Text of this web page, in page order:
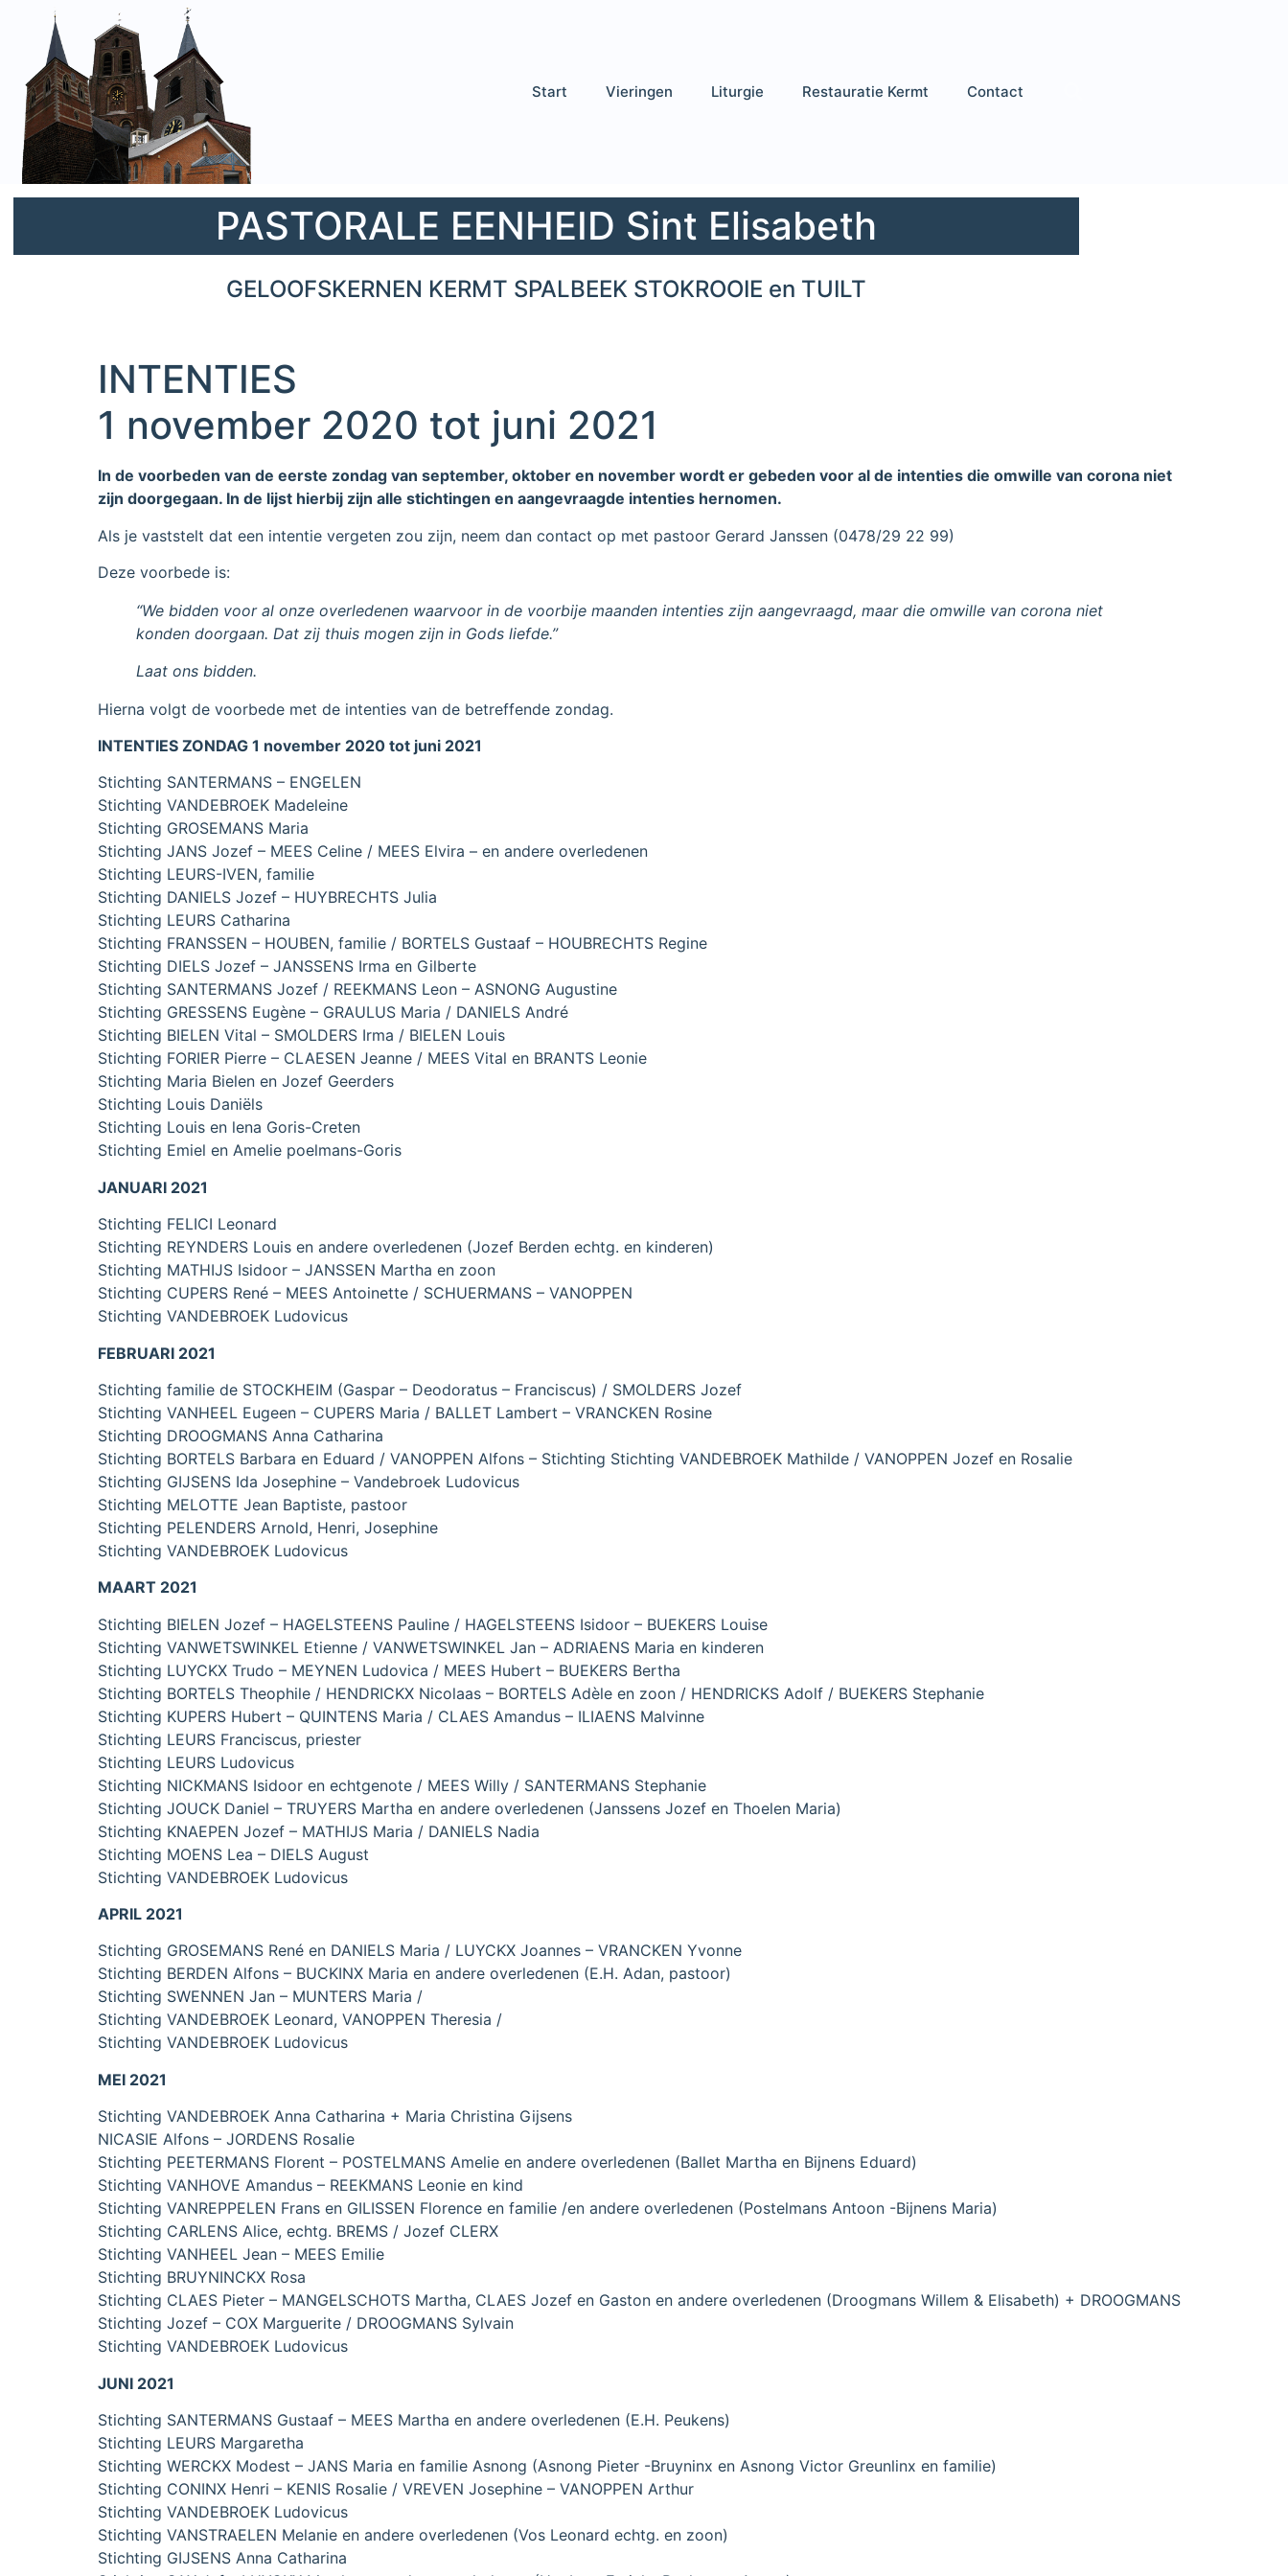
Start Vieringen Liturgie Restauratie Kermt Contact
PASTORALE EENHEID Sint Elisabeth
GELOOFSKERNEN KERMT SPALBEEK STOKROOIE en TUILT
INTENTIES
1 november 2020 tot juni 2021
In de voorbeden van de eerste zondag van september, oktober en november wordt er gebeden voor al de intenties die omwille van corona niet
zijn doorgegaan. In de lijst hierbij zijn alle stichtingen en aangevraagde intenties hernomen.
Als je vaststelt dat een intentie vergeten zou zijn, neem dan contact op met pastoor Gerard Janssen (0478/29 22 99)
Deze voorbede is:
“We bidden voor al onze overledenen waarvoor in de voorbije maanden intenties zijn aangevraagd, maar die omwille van corona niet
konden doorgaan. Dat zij thuis mogen zijn in Gods liefde.”
Laat ons bidden.
Hierna volgt de voorbede met de intenties van de betreffende zondag.
INTENTIES ZONDAG 1 november 2020 tot juni 2021
Stichting SANTERMANS – ENGELEN
Stichting VANDEBROEK Madeleine
Stichting GROSEMANS Maria
Stichting JANS Jozef – MEES Celine / MEES Elvira – en andere overledenen
Stichting LEURS-IVEN, familie
Stichting DANIELS Jozef – HUYBRECHTS Julia
Stichting LEURS Catharina
Stichting FRANSSEN – HOUBEN, familie / BORTELS Gustaaf – HOUBRECHTS Regine
Stichting DIELS Jozef – JANSSENS Irma en Gilberte
Stichting SANTERMANS Jozef / REEKMANS Leon – ASNONG Augustine
Stichting GRESSENS Eugène – GRAULUS Maria / DANIELS André
Stichting BIELEN Vital – SMOLDERS Irma / BIELEN Louis
Stichting FORIER Pierre – CLAESEN Jeanne / MEES Vital en BRANTS Leonie
Stichting Maria Bielen en Jozef Geerders
Stichting Louis Daniëls
Stichting Louis en lena Goris-Creten
Stichting Emiel en Amelie poelmans-Goris
JANUARI 2021
Stichting FELICI Leonard
Stichting REYNDERS Louis en andere overledenen (Jozef Berden echtg. en kinderen)
Stichting MATHIJS Isidoor – JANSSEN Martha en zoon
Stichting CUPERS René – MEES Antoinette / SCHUERMANS – VANOPPEN
Stichting VANDEBROEK Ludovicus
FEBRUARI 2021
Stichting familie de STOCKHEIM (Gaspar – Deodoratus – Franciscus) / SMOLDERS Jozef
Stichting VANHEEL Eugeen – CUPERS Maria / BALLET Lambert – VRANCKEN Rosine
Stichting DROOGMANS Anna Catharina
Stichting BORTELS Barbara en Eduard / VANOPPEN Alfons – Stichting Stichting VANDEBROEK Mathilde / VANOPPEN Jozef en Rosalie
Stichting GIJSENS Ida Josephine – Vandebroek Ludovicus
Stichting MELOTTE Jean Baptiste, pastoor
Stichting PELENDERS Arnold, Henri, Josephine
Stichting VANDEBROEK Ludovicus
MAART 2021
Stichting BIELEN Jozef – HAGELSTEENS Pauline / HAGELSTEENS Isidoor – BUEKERS Louise
Stichting VANWETSWINKEL Etienne / VANWETSWINKEL Jan – ADRIAENS Maria en kinderen
Stichting LUYCKX Trudo – MEYNEN Ludovica / MEES Hubert – BUEKERS Bertha
Stichting BORTELS Theophile / HENDRICKX Nicolaas – BORTELS Adèle en zoon / HENDRICKS Adolf / BUEKERS Stephanie
Stichting KUPERS Hubert – QUINTENS Maria / CLAES Amandus – ILIAENS Malvinne
Stichting LEURS Franciscus, priester
Stichting LEURS Ludovicus
Stichting NICKMANS Isidoor en echtgenote / MEES Willy / SANTERMANS Stephanie
Stichting JOUCK Daniel – TRUYERS Martha en andere overledenen (Janssens Jozef en Thoelen Maria)
Stichting KNAEPEN Jozef – MATHIJS Maria / DANIELS Nadia
Stichting MOENS Lea – DIELS August
Stichting VANDEBROEK Ludovicus
APRIL 2021
Stichting GROSEMANS René en DANIELS Maria / LUYCKX Joannes – VRANCKEN Yvonne
Stichting BERDEN Alfons – BUCKINX Maria en andere overledenen (E.H. Adan, pastoor)
Stichting SWENNEN Jan – MUNTERS Maria /
Stichting VANDEBROEK Leonard, VANOPPEN Theresia /
Stichting VANDEBROEK Ludovicus
MEI 2021
Stichting VANDEBROEK Anna Catharina + Maria Christina Gijsens
NICASIE Alfons – JORDENS Rosalie
Stichting PEETERMANS Florent – POSTELMANS Amelie en andere overledenen (Ballet Martha en Bijnens Eduard)
Stichting VANHOVE Amandus – REEKMANS Leonie en kind
Stichting VANREPPELEN Frans en GILISSEN Florence en familie /en andere overledenen (Postelmans Antoon -Bijnens Maria)
Stichting CARLENS Alice, echtg. BREMS / Jozef CLERX
Stichting VANHEEL Jean – MEES Emilie
Stichting BRUYNINCKX Rosa
Stichting CLAES Pieter – MANGELSCHOTS Martha, CLAES Jozef en Gaston en andere overledenen (Droogmans Willem & Elisabeth) + DROOGMANS
Stichting Jozef – COX Marguerite / DROOGMANS Sylvain
Stichting VANDEBROEK Ludovicus
JUNI 2021
Stichting SANTERMANS Gustaaf – MEES Martha en andere overledenen (E.H. Peukens)
Stichting LEURS Margaretha
Stichting WERCKX Modest – JANS Maria en familie Asnong (Asnong Pieter -Bruyninx en Asnong Victor Greunlinx en familie)
Stichting CONINX Henri – KENIS Rosalie / VREVEN Josephine – VANOPPEN Arthur
Stichting VANDEBROEK Ludovicus
Stichting VANSTRAELEN Melanie en andere overledenen (Vos Leonard echtg. en zoon)
Stichting GIJSENS Anna Catharina